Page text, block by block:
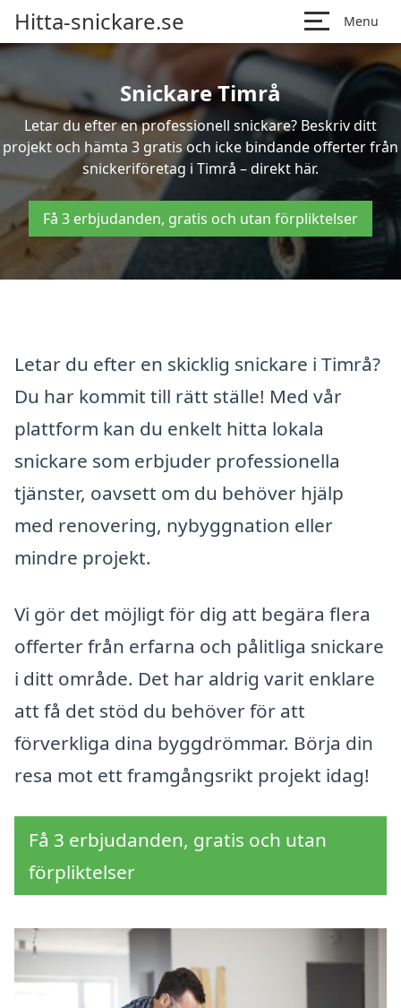
Hitta-snickare.se Menu
Snickare Timrå
Letar du efter en professionell snickare? Beskriv ditt
projekt och hämta 3 gratis och icke bindande offerter från
snickeriföretag i Timrå – direkt här.
Få 3 erbjudanden, gratis och utan förpliktelser
Letar du efter en skicklig snickare i Timrå?
Du har kommit till rätt ställe! Med vår
plattform kan du enkelt hitta lokala
snickare som erbjuder professionella
tjänster, oavsett om du behöver hjälp
med renovering, nybyggnation eller
mindre projekt.
Vi gör det möjligt för dig att begära flera
offerter från erfarna och pålitliga snickare
i ditt område. Det har aldrig varit enklare
att få det stöd du behöver för att
förverkliga dina byggdrömmar. Börja din
resa mot ett framgångsrikt projekt idag!
Få 3 erbjudanden, gratis och utan
förpliktelser